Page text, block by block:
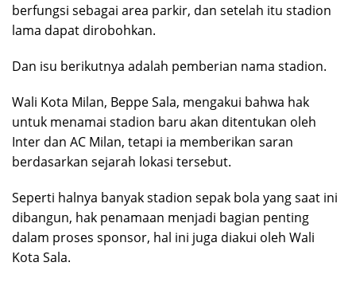
berfungsi sebagai area parkir, dan setelah itu stadion
lama dapat dirobohkan.
Dan isu berikutnya adalah pemberian nama stadion.
Wali Kota Milan, Beppe Sala, mengakui bahwa hak
untuk menamai stadion baru akan ditentukan oleh
Inter dan AC Milan, tetapi ia memberikan saran
berdasarkan sejarah lokasi tersebut.
Seperti halnya banyak stadion sepak bola yang saat ini
dibangun, hak penamaan menjadi bagian penting
dalam proses sponsor, hal ini juga diakui oleh Wali
Kota Sala.